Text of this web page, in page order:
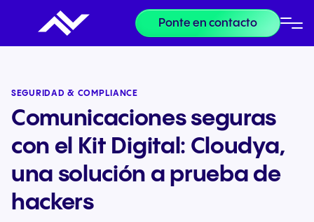
Ponte en contacto
SEGURIDAD & COMPLIANCE
Comunicaciones seguras
con el Kit Digital: Cloudya,
una solución a prueba de
hackers